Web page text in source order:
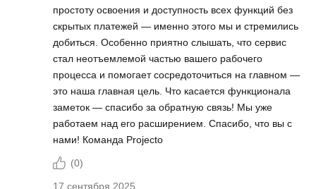
простоту освоения и доступность всех функций без
скрытых платежей — именно этого мы и стремились
добиться. Особенно приятно слышать, что сервис
стал неотъемлемой частью вашего рабочего
процесса и помогает сосредоточиться на главном —
это наша главная цель. Что касается функционала
заметок — спасибо за обратную связь! Мы уже
работаем над его расширением. Спасибо, что вы с
нами! Команда Projecto
(0)
17 сентября 2025